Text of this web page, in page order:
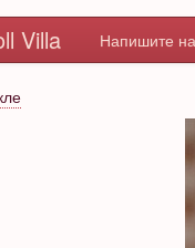
Villa Напишите